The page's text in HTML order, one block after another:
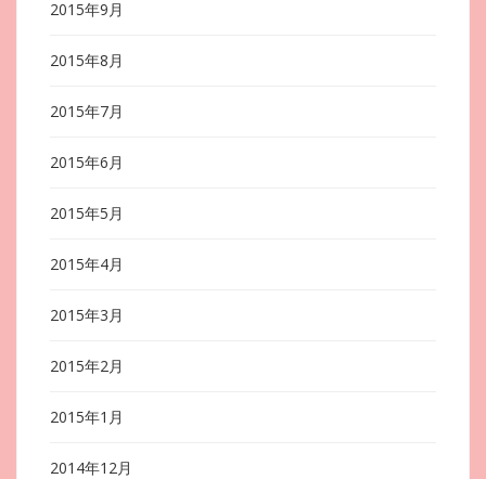
2015年9月
2015年8月
2015年7月
2015年6月
2015年5月
2015年4月
2015年3月
2015年2月
2015年1月
2014年12月